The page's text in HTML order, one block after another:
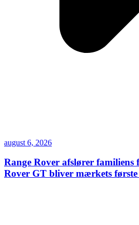
august 6, 2026
Range Rover afslører familiens
Rover GT bliver mærkets